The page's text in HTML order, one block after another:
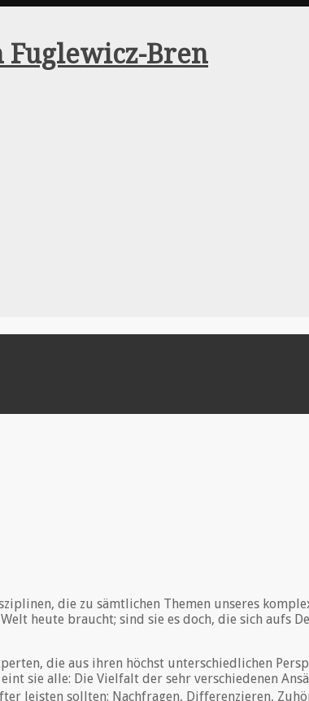
die zu sämtlichen Themen unseres
heute braucht; sind sie es doch, die sich aufs
die aus ihren höchst unterschiedlichen
sie alle: Die Vielfalt der sehr verschiedenen
leisten sollten: Nachfragen, Differenzieren,